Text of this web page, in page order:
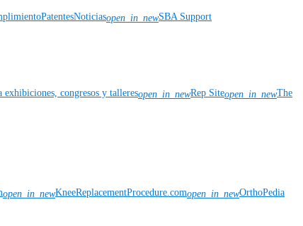
PatentesNoticiasopen_in_newSBA Support
exhibiciones, congresos y talleresopen_in_newRep Siteopen_in_newThe
open_in_newKneeReplacementProcedure.comopen_in_newOrthoPedia